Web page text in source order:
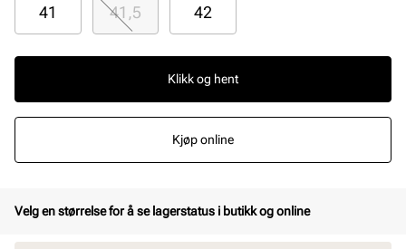
41 41,5 42
Klikk og hent
Kjøp online
Velg en størrelse for å se lagerstatus i butikk og online